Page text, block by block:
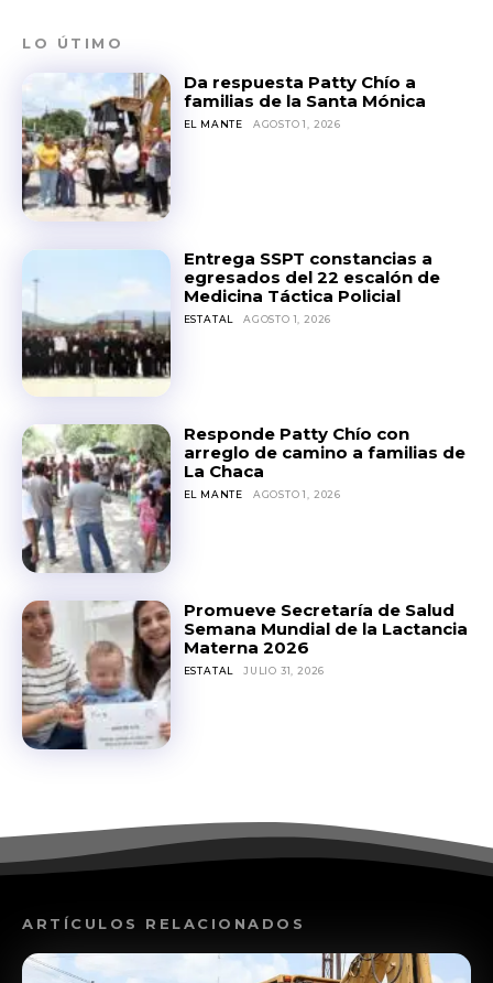
LO ÚTIMO
Da respuesta Patty Chío a
familias de la Santa Mónica
EL MANTE AGOSTO 1, 2026
Entrega SSPT constancias a
egresados del 22 escalón de
Medicina Táctica Policial
ESTATAL AGOSTO 1, 2026
Responde Patty Chío con
arreglo de camino a familias de
La Chaca
EL MANTE AGOSTO 1, 2026
Promueve Secretaría de Salud
Semana Mundial de la Lactancia
Materna 2026
ESTATAL JULIO 31, 2026
ARTÍCULOS RELACIONADOS